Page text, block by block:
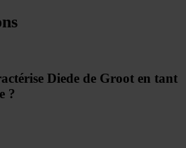
Diede de Groot en tant
?